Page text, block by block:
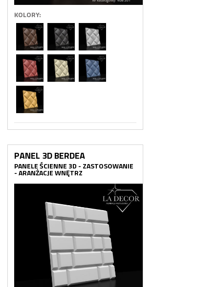
KOLORY:
PANEL 3D BERDEA
PANELE ŚCIENNE 3D - ZASTOSOWANIE
- ARANŻACJE WNĘTRZ